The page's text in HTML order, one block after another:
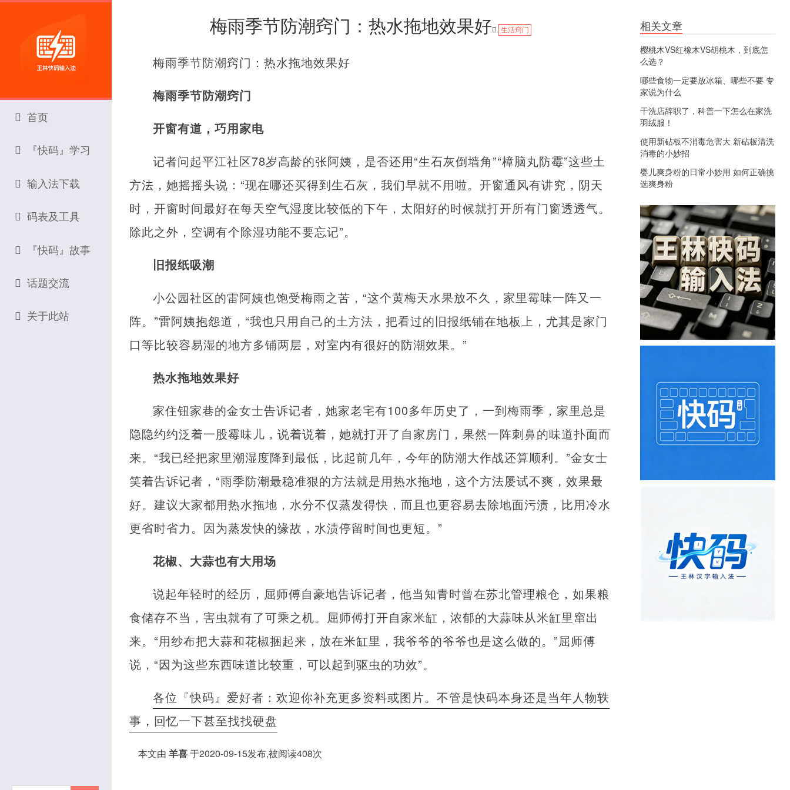
梅雨季节防潮窍门：热水拖地效果好 生活窍门
梅雨季节防潮窍门：热水拖地效果好
梅雨季节防潮窍门
开窗有道，巧用家电
记者问起平江社区78岁高龄的张阿姨，是否还用“生石灰倒墙角”“樟脑丸防霉”这些土
方法，她摇摇头说：“现在哪还买得到生石灰，我们早就不用啦。开窗通风有讲究，阴天
时，开窗时间最好在每天空气湿度比较低的下午，太阳好的时候就打开所有门窗透透气。
除此之外，空调有个除湿功能不要忘记”。
旧报纸吸潮
小公园社区的雷阿姨也饱受梅雨之苦，“这个黄梅天水果放不久，家里霉味一阵又一
阵。”雷阿姨抱怨道，“我也只用自己的土方法，把看过的旧报纸铺在地板上，尤其是家门
口等比较容易湿的地方多铺两层，对室内有很好的防潮效果。”
热水拖地效果好
家住钮家巷的金女士告诉记者，她家老宅有100多年历史了，一到梅雨季，家里总是
隐隐约约泛着一股霉味儿，说着说着，她就打开了自家房门，果然一阵刺鼻的味道扑面而
来。“我已经把家里潮湿度降到最低，比起前几年，今年的防潮大作战还算顺利。”金女士
笑着告诉记者，“雨季防潮最稳准狠的方法就是用热水拖地，这个方法屡试不爽，效果最
好。建议大家都用热水拖地，水分不仅蒸发得快，而且也更容易去除地面污渍，比用冷水
更省时省力。因为蒸发快的缘故，水渍停留时间也更短。”
花椒、大蒜也有大用场
说起年轻时的经历，屈师傅自豪地告诉记者，他当知青时曾在苏北管理粮仓，如果粮
食储存不当，害虫就有了可乘之机。屈师傅打开自家米缸，浓郁的大蒜味从米缸里窜出
来。“用纱布把大蒜和花椒捆起来，放在米缸里，我爷爷的爷爷也是这么做的。”屈师傅
说，“因为这些东西味道比较重，可以起到驱虫的功效”。
各位『快码』爱好者：欢迎你补充更多资料或图片。不管是快码本身还是当年人物轶
事，回忆一下甚至找找硬盘
本文由 羊喜于2020-09-15发布,被阅读408次
首页
『快码』学习
输入法下载
码表及工具
『快码』故事
话题交流
关于此站
相关文章
樱桃木VS红橡木VS胡桃木，到底怎
么选？
哪些食物一定要放冰箱、哪些不要 专
家说为什么
干洗店辞职了，科普一下怎么在家洗
羽绒服！
使用新砧板不消毒危害大 新砧板清洗
消毒的小妙招
婴儿爽身粉的日常小妙用 如何正确挑
选爽身粉